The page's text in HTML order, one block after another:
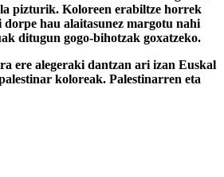
pizturik. Koloreen erabiltze horrek
hau alaitasunez margotu nahi
ditugun gogo-bihotzak goxatzeko.
ere alegeraki dantzan ari izan Euskal
koloreak. Palestinarren eta